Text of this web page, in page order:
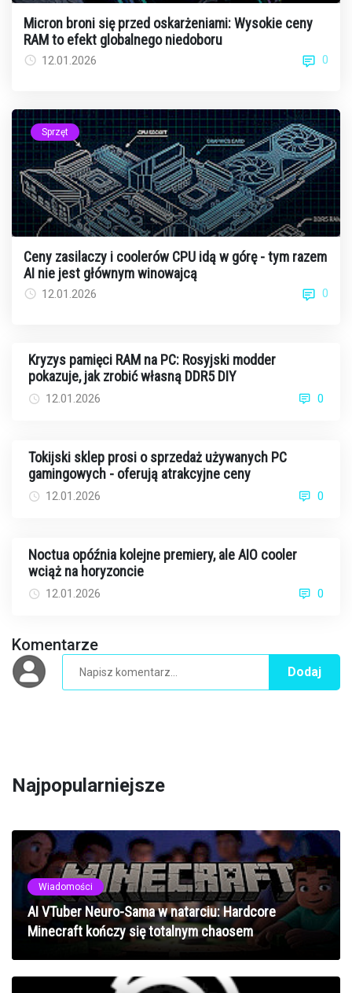
Micron broni się przed oskarżeniami: Wysokie ceny
RAM to efekt globalnego niedoboru
12.01.2026 0
Sprzęt
Ceny zasilaczy i coolerów CPU idą w górę - tym razem
AI nie jest głównym winowajcą
12.01.2026 0
Kryzys pamięci RAM na PC: Rosyjski modder
pokazuje, jak zrobić własną DDR5 DIY
12.01.2026 0
Tokijski sklep prosi o sprzedaż używanych PC
gamingowych - oferują atrakcyjne ceny
12.01.2026 0
Noctua opóźnia kolejne premiery, ale AIO cooler
wciąż na horyzoncie
12.01.2026 0
Komentarze
Dodaj
Najpopularniejsze
Wiadomości
AI VTuber Neuro-Sama w natarciu: Hardcore
Minecraft kończy się totalnym chaosem